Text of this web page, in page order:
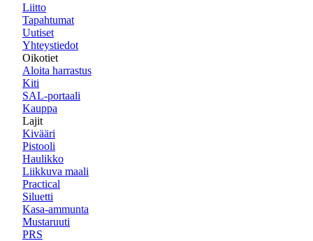
Liitto
Tapahtumat
Uutiset
Yhteystiedot
Oikotiet
Aloita harrastus
Kiti
SAL-portaali
Kauppa
Lajit
Kivääri
Pistooli
Haulikko
Liikkuva maali
Practical
Siluetti
Kasa-ammunta
Mustaruuti
PRS